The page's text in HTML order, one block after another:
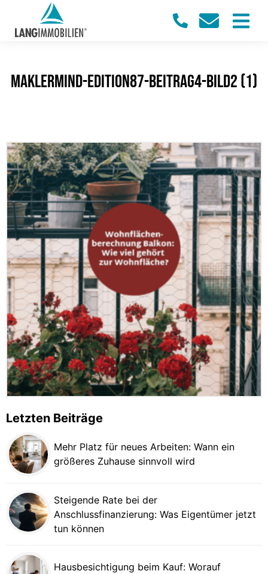
maklermind-edition87-beitrag4-bild2 (1)
Letzten Beiträge
Mehr Platz für neues Arbeiten: Wann ein
größeres Zuhause sinnvoll wird
Steigende Rate bei der
Anschlussfinanzierung: Was Eigentümer jetzt
tun können
Hausbesichtigung beim Kauf: Worauf